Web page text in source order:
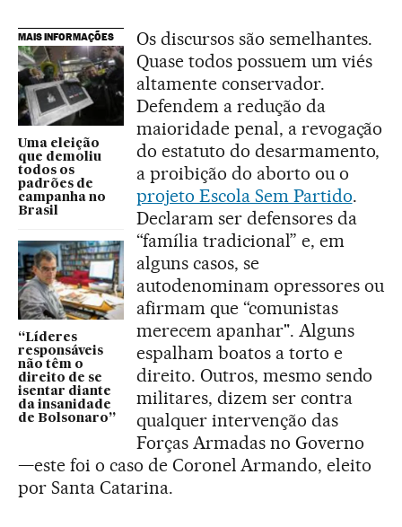
MAIS INFORMAÇÕES
Uma eleição
que demoliu
todos os
padrões de
campanha no
Brasil
“Líderes
responsáveis
não têm o
direito de se
isentar diante
da insanidade
de Bolsonaro”
Os discursos são semelhantes.
Quase todos possuem um viés
altamente conservador.
Defendem a redução da
maioridade penal, a revogação
do estatuto do desarmamento,
a proibição do aborto ou o
projeto Escola Sem Partido.
Declaram ser defensores da
“família tradicional” e, em
alguns casos, se
autodenominam opressores ou
afirmam que “comunistas
merecem apanhar". Alguns
espalham boatos a torto e
direito. Outros, mesmo sendo
militares, dizem ser contra
qualquer intervenção das
Forças Armadas no Governo
—este foi o caso de Coronel Armando, eleito
por Santa Catarina.